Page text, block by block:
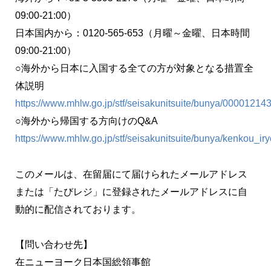
09:00-21:00）
日本国内から：0120-565-653（月曜～金曜、日本時間
09:00-21:00）
○海外から日本に入国する全ての方が対象となる措置全
体説明
https://www.mhlw.go.jp/stf/seisakunitsuite/bunya/
○海外から帰国する方向けのQ&A
https://www.mhlw.go.jp/stf/seisakunitsuite/bunya/
このメールは、在留届にて届けられたメールアドレス
または「たびレジ」に登録されたメールアドレスに自
動的に配信されております。
【問い合わせ先】
在ニューヨーク日本国総領事館